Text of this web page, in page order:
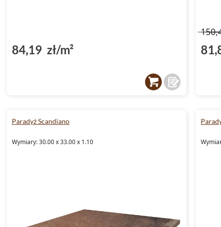
84,19 zł/m²
Paradyż Scandiano
Wymiary: 30.00 x 33.00 x 1.10